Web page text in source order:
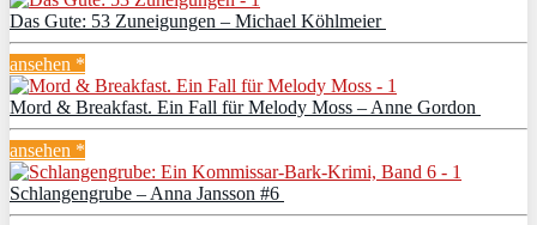
Das Gute: 53 Zuneigungen – Michael Köhlmeier
ansehen *
Mord & Breakfast. Ein Fall für Melody Moss – Anne Gordon
ansehen *
Schlangengrube – Anna Jansson #6